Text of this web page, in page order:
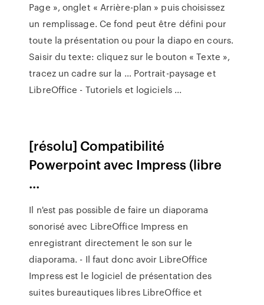
Page », onglet « Arrière-plan » puis choisissez
un remplissage. Ce fond peut être défini pour
toute la présentation ou pour la diapo en cours.
Saisir du texte: cliquez sur le bouton « Texte »,
tracez un cadre sur la … Portrait-paysage et
LibreOffice - Tutoriels et logiciels ...
[résolu] Compatibilité
Powerpoint avec Impress (libre
...
Il n'est pas possible de faire un diaporama
sonorisé avec LibreOffice Impress en
enregistrant directement le son sur le
diaporama. - Il faut donc avoir LibreOffice
Impress est le logiciel de présentation des
suites bureautiques libres LibreOffice et